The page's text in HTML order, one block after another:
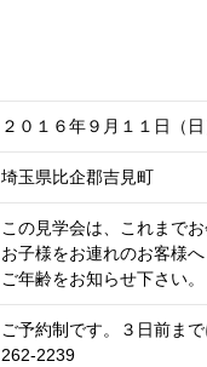
２０１６年９月１１日（日
埼玉県比企郡吉見町
この見学会は、これまで
お子様をお連れのお客様
ご年齢をお知らせ下さい。
ご予約制です。３日前ま
262-2239